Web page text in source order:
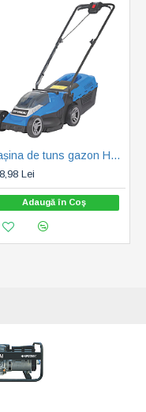
Mașina de tuns gazon Hyundai HY-LM3336 LI - SOLO (HY-LM3336 LI)
Lei
Adaugă în Coş